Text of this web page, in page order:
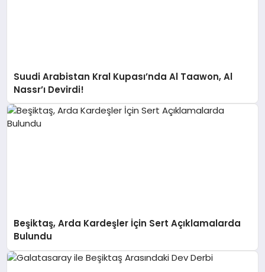
Suudi Arabistan Kral Kupası’nda Al Taawon, Al
Nassr’ı Devirdi!
Beşiktaş, Arda Kardeşler İçin Sert Açıklamalarda
Bulundu